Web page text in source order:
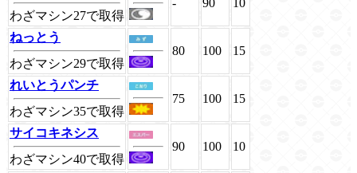
わざマシン27で取得
- 90 10
ねっとう
わざマシン29で取得
80 100 15
れいとうパンチ
わざマシン35で取得
75 100 15
サイコキネシス
わざマシン40で取得
90 100 10